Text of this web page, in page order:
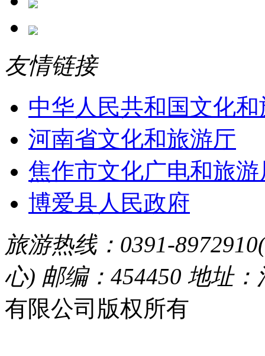
友情链接
中华人民共和国文化
河南省文化和旅游厅
焦作市文化广电和旅游
博爱县人民政府
旅游热线：0391-
心) 邮编：454450 地址
有限公司版权所有